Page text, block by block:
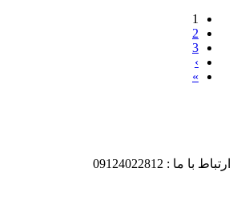
1
2
3
›
»
ارتباط با ما : 09124022812